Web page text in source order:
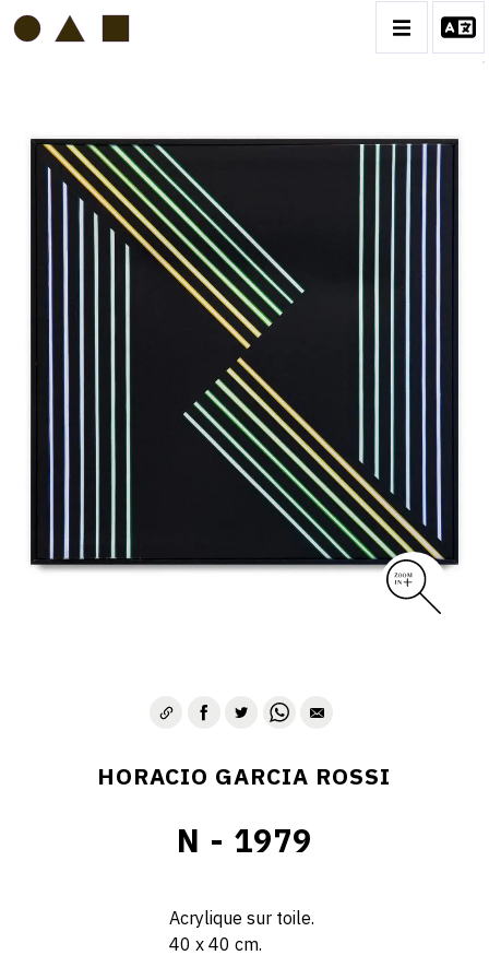
HORACIO GARCIA ROSSI
BIOGRAPHIE
CATALOGUE DES OEUVRES
CONTACT
HORACIO GARCIA ROSSI
N - 1979
Acrylique sur toile.
40 x 40 cm.